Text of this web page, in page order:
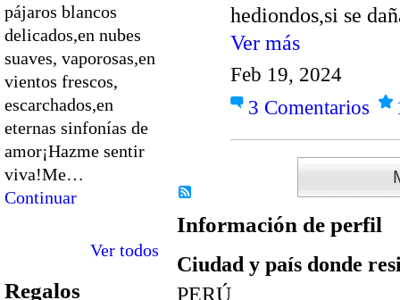
pájaros blancos
delicados,en nubes
suaves, vaporosas,en
vientos frescos,
escarchados,en
eternas sinfonías de
amor¡Hazme sentir
viva!Me…
Continuar
Ver todos
Regalos
hediondos,si se
Ver más
Feb 19, 2024
3 Comentarios
Información de perfil
Ciudad y país donde
PERÚ